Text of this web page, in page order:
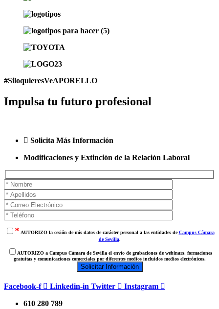
#SiloquieresVeAPORELLO
Impulsa tu futuro profesional
Solicita Más Información
Modificaciones y Extinción de la Relación Laboral
* AUTORIZO la cesión de mis datos de carácter personal a las entidades deCampus Cámara
de Sevilla.
AUTORIZO a Campus Cámara de Sevilla el envío de grabaciones de webinars, formaciones
gratuitas y comunicaciones comerciales por diferentes medios incluidos medios electrónicos.
Facebook-f Linkedin-in Twitter Instagram
610 280 789